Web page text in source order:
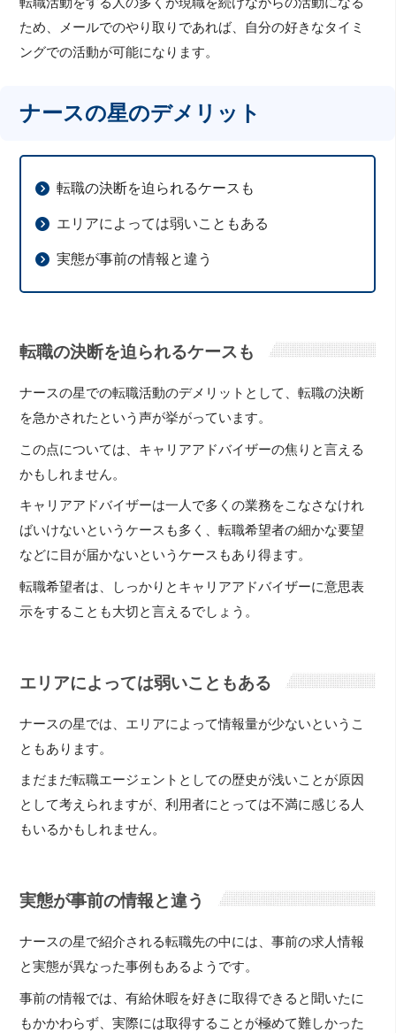
ため、メールでのやり取りであれば、自分の好きなタイミ
ングでの活動が可能になります。
ナースの星のデメリット
転職の決断を迫られるケースも
エリアによっては弱いこともある
実態が事前の情報と違う
転職の決断を迫られるケースも
ナースの星での転職活動のデメリットとして、転職の決断
を急かされたという声が挙がっています。
この点については、キャリアアドバイザーの焦りと言える
かもしれません。
キャリアアドバイザーは一人で多くの業務をこなさなけれ
ばいけないというケースも多く、転職希望者の細かな要望
などに目が届かないというケースもあり得ます。
転職希望者は、しっかりとキャリアアドバイザーに意思表
示をすることも大切と言えるでしょう。
エリアによっては弱いこともある
ナースの星では、エリアによって情報量が少ないというこ
ともあります。
まだまだ転職エージェントとしての歴史が浅いことが原因
として考えられますが、利用者にとっては不満に感じる人
もいるかもしれません。
実態が事前の情報と違う
ナースの星で紹介される転職先の中には、事前の求人情報
と実態が異なった事例もあるようです。
事前の情報では、有給休暇を好きに取得できると聞いたに
もかかわらず、実際には取得することが極めて難しかった